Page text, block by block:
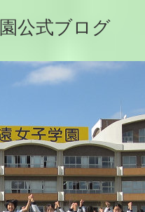
公式ブログ